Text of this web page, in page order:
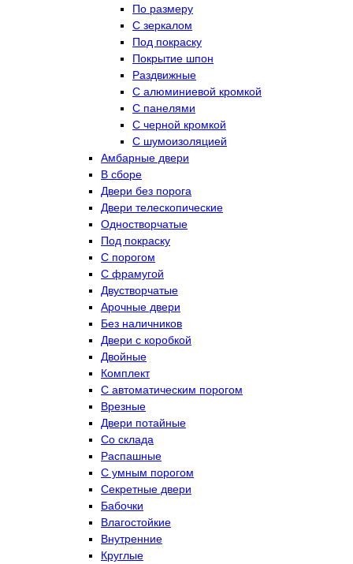
По размеру
C зеркалом
Под покраску
Покрытие шпон
Раздвижные
С алюминиевой кромкой
С панелями
С черной кромкой
С шумоизоляцией
Амбарные двери
В сборе
Двери без порога
Двери телескопические
Одностворчатые
Под покраску
С порогом
С фрамугой
Двустворчатые
Арочные двери
Без наличников
Двери с коробкой
Двойные
Комплект
С автоматическим порогом
Врезные
Двери потайные
Со склада
Распашные
С умным порогом
Секретные двери
Бабочки
Влагостойкие
Внутренние
Круглые